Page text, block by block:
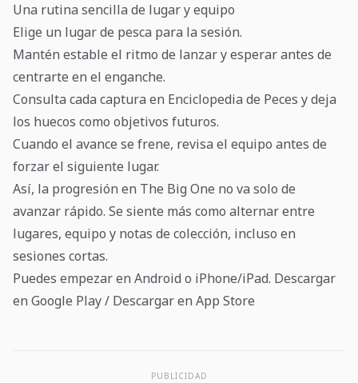
Una rutina sencilla de lugar y equipo
Elige un lugar de pesca para la sesión.
Mantén estable el ritmo de lanzar y esperar antes de
centrarte en el enganche.
Consulta cada captura en Enciclopedia de Peces y deja
los huecos como objetivos futuros.
Cuando el avance se frene, revisa el equipo antes de
forzar el siguiente lugar.
Así, la progresión en The Big One no va solo de
avanzar rápido. Se siente más como alternar entre
lugares, equipo y notas de colección, incluso en
sesiones cortas.
Puedes empezar en Android o iPhone/iPad. Descargar
en Google Play/ Descargar en App Store
PUBLICIDAD